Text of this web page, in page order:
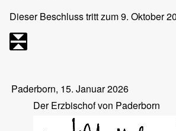
Dieser Beschluss tritt zum 9. Oktober
Paderborn, 15. Januar 2026
Der Erzbischof von Paderborn